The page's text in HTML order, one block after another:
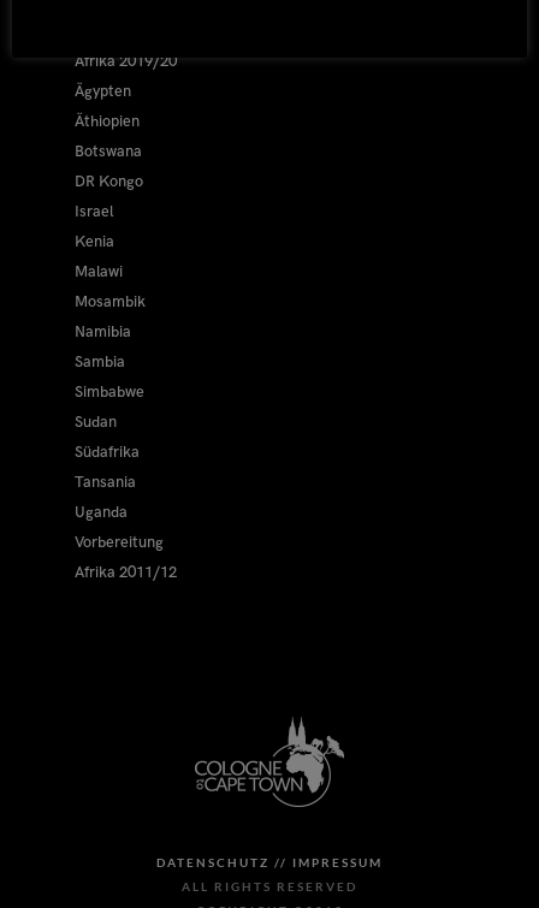
Afrika 2019/20
Ägypten
Äthiopien
Botswana
DR Kongo
Israel
Kenia
Malawi
Mosambik
Namibia
Sambia
Simbabwe
Sudan
Südafrika
Tansania
Uganda
Vorbereitung
Afrika 2011/12
DATENSCHUTZ // IMPRESSUM
ALL RIGHTS RESERVED